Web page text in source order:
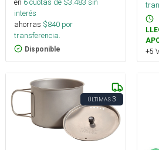
interés
ahorras $840 por
transferencia.
Disponible +5
ÚLTIMAS3